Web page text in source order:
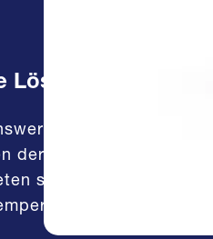
Lösungen dank
Vielfalt mit 36
der Arbeitswelt
sie maximale
ausgelegt ist.